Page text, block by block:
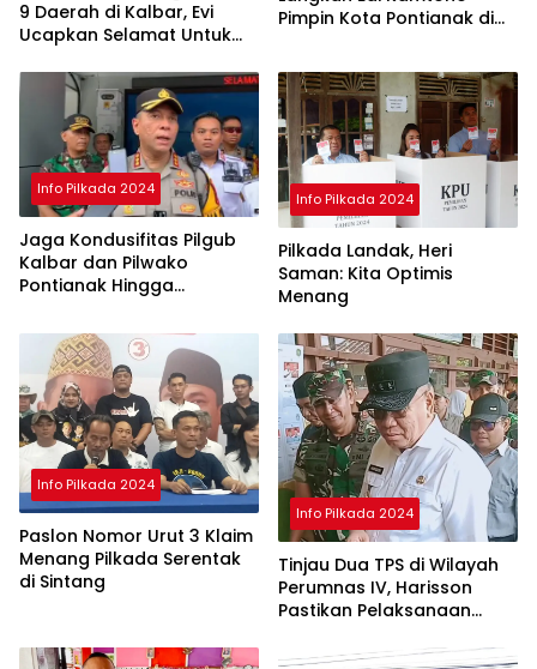
9 Daerah di Kalbar, Evi
Ucapkan Selamat Untuk
Pimpin Kota Pontianak di
Info Pilkada 2024
Jaga Kondusifitas Pilgub
Kalbar dan Pilwako
Pontianak Hingga
Selesai
Info Pilkada 2024
Pilkada Landak, Heri
Saman: Kita Optimis
Menang
Info Pilkada 2024
Paslon Nomor Urut 3 Klaim
Menang Pilkada Serentak
di Sintang
Info Pilkada 2024
Tinjau Dua TPS di Wilayah
Perumnas IV, Harisson
Pastikan Pelaksanaan
Aman